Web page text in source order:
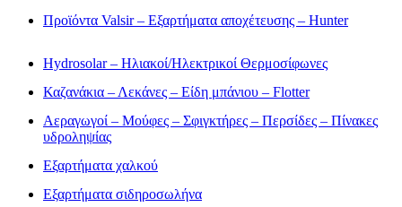
Προϊόντα Valsir – Εξαρτήματα αποχέτευσης – Hunter
Hydrosolar – Ηλιακοί/Ηλεκτρικοί Θερμοσίφωνες
Καζανάκια – Λεκάνες – Είδη μπάνιου – Flotter
Αεραγωγοί – Μούφες – Σφιγκτήρες – Περσίδες – Πίνακες
υδροληψίας
Εξαρτήματα χαλκού
Εξαρτήματα σιδηροσωλήνα